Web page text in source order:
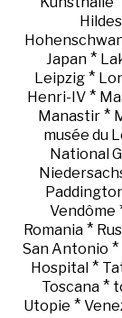
Japan*
Leipzig*
Henri-IV *
Manastir *
musée du
National
Vendôme
Romania *
San Antonio *
Hospital*
Toscana*
Utopie *